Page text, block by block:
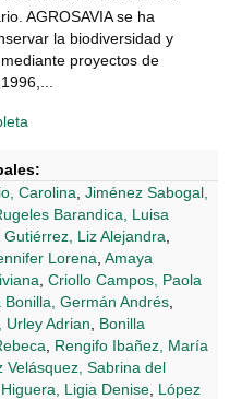
AGROSAVIA se ha
la biodiversidad y
proyectos de
Carolina Jiménez Sabogal,
Barandica, Luisa
Gutiérrez, Liz Alejandra
Lorena Amaya
Criollo Campos, Paola
Bonilla, Germán Andrés
Urley Adrian
Bonilla
Rengifo Ibañez, María
Velásquez, Sabrina del
Ligia Denise López